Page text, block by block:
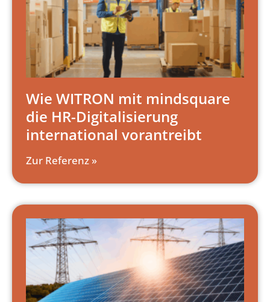
Wie WITRON mit mindsquare
die HR-Digitalisierung
international vorantreibt
Zur Referenz »